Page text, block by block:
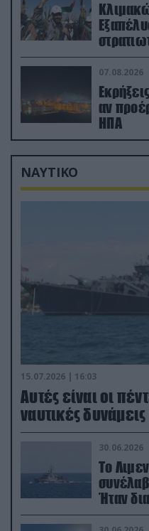
Υεμένη
07.08.2026
αν
ΗΠΑ
ΝΑΥΤΙΚΟ
15.07.2026 | 16:03
Aυτές είναι οι
ναυτικές
30.06.2026
Το
Ήταν